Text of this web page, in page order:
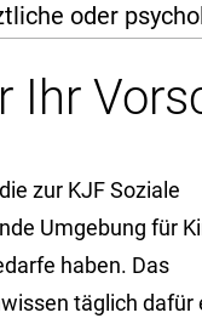
oder
Ihr
zur KJF Soziale
Umgebung für
haben. Das
täglich dafür